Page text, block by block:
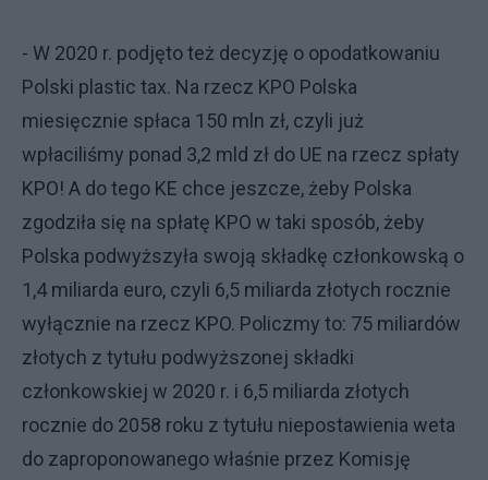
- W 2020 r. podjęto też decyzję o opodatkowaniu
Polski plastic tax. Na rzecz KPO Polska
miesięcznie spłaca 150 mln zł, czyli już
wpłaciliśmy ponad 3,2 mld zł do UE na rzecz spłaty
KPO! A do tego KE chce jeszcze, żeby Polska
zgodziła się na spłatę KPO w taki sposób, żeby
Polska podwyższyła swoją składkę członkowską o
1,4 miliarda euro, czyli 6,5 miliarda złotych rocznie
wyłącznie na rzecz KPO. Policzmy to: 75 miliardów
złotych z tytułu podwyższonej składki
członkowskiej w 2020 r. i 6,5 miliarda złotych
rocznie do 2058 roku z tytułu niepostawienia weta
do zaproponowanego właśnie przez Komisję